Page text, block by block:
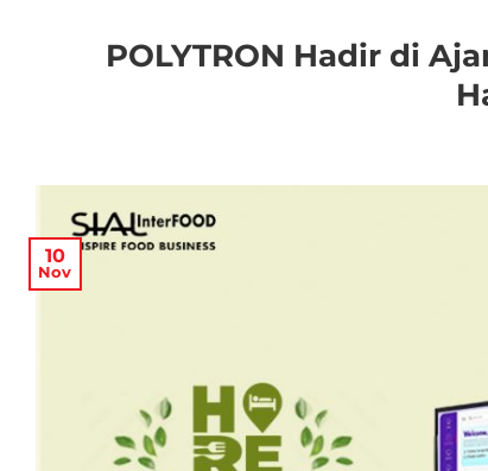
POLYTRON Hadir di
10
Nov